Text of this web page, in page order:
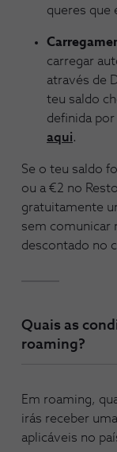
queres que
carregar
através de
teu saldo
definida
aqui.
Se o teu saldo
ou a €2 no
gratuitamente
sem comunicar
descontado no
Quais as
roaming?
Em roaming,
irás receber
aplicáveis no